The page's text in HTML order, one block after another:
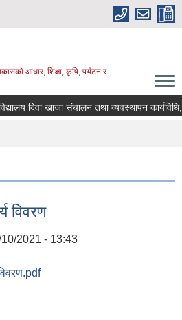
आधार, शिक्षा, कृषि, पर्यटन र
दिवा खाजा संचालन तथा व्यवस्थापन
विवरण
2021 - 13:43